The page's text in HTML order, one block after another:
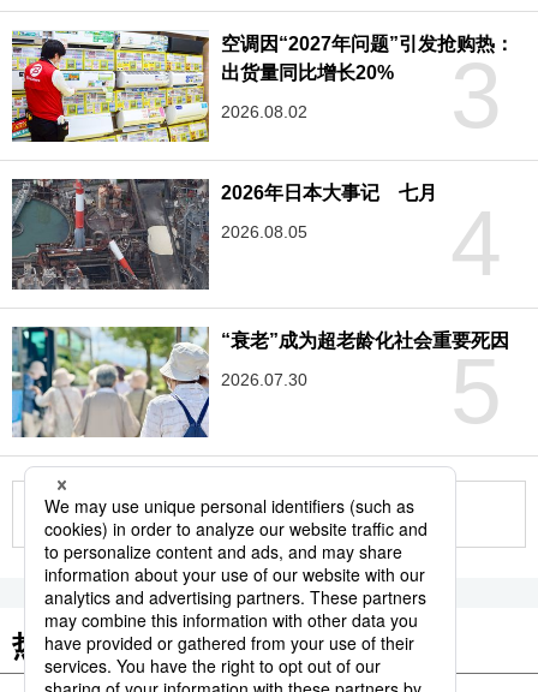
3
空调因“2027年问题”引发抢购热：
出货量同比增长20%
2026.08.02
4
2026年日本大事记 七月
2026.08.05
5
“衰老”成为超老龄化社会重要死因
2026.07.30
更多
热门关键词